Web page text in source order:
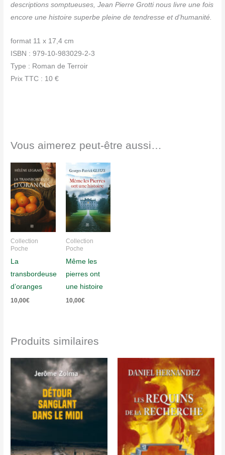
descriptions somptueuses, Jean Pierre Grotti nous livre une fois
encore une histoire superbe pleine de tendresse et d’humanité.
format 11 x 17,4 cm
ISBN : 979-10-983029-2-3
Type : Roman de Terroir
Prix TTC : 10 €
Vous aimerez peut-être aussi…
Collection
Poche
La
transbordeuse
d’oranges
10,00€
Collection
Poche
Même les
pierres ont
une histoire
10,00€
Produits similaires